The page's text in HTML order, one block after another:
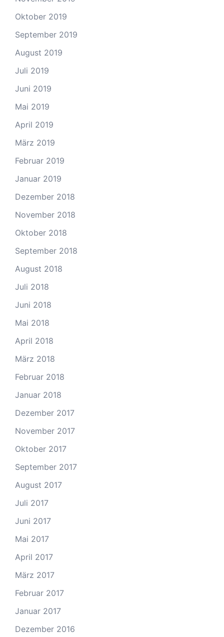
Oktober 2019
September 2019
August 2019
Juli 2019
Juni 2019
Mai 2019
April 2019
März 2019
Februar 2019
Januar 2019
Dezember 2018
November 2018
Oktober 2018
September 2018
August 2018
Juli 2018
Juni 2018
Mai 2018
April 2018
März 2018
Februar 2018
Januar 2018
Dezember 2017
November 2017
Oktober 2017
September 2017
August 2017
Juli 2017
Juni 2017
Mai 2017
April 2017
März 2017
Februar 2017
Januar 2017
Dezember 2016